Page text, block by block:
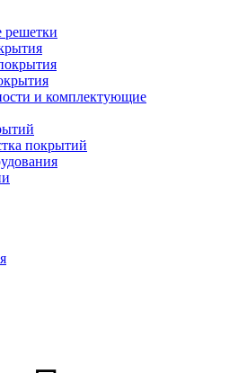
и комплектующие
покрытий